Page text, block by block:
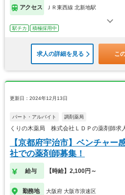
アクセス ＪＲ東西線 北新地駅
駅チカ 積極採用中
求人の詳細を見る こ
更新日：2024年12月13日
パート・アルバイト 調剤薬局
くりの木薬局 株式会社ＬＤＰの薬剤師求
【京都府宇治市】ベンチャー
社での薬剤師募集！
給与 【時給】2,100円～
勤務地 大阪府 大阪市浪速区